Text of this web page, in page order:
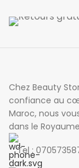
Chez Beauty
confiance au
Maroc, nous
dans le
Tel :